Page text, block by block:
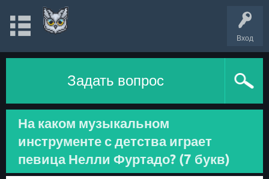
Вход
Задать вопрос
На каком музыкальном
инструменте с детства играет
певица Нелли Фуртадо? (7 букв)